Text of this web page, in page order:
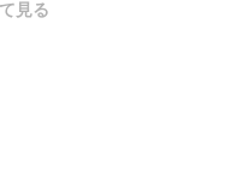
入れるとアレンジが広がり
見る